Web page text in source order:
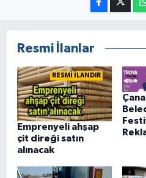
Resmi İlanlar
RESMİ İLANDIR
Emprenyeli ahşap
çit direği satın
alınacak